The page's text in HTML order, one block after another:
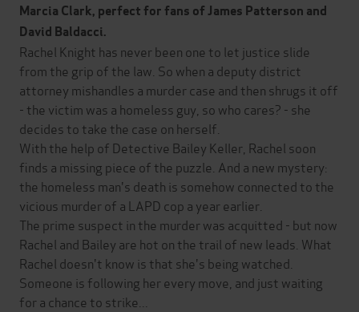
Marcia Clark, perfect for fans of James Patterson and
David Baldacci.
Rachel Knight has never been one to let justice slide
from the grip of the law. So when a deputy district
attorney mishandles a murder case and then shrugs it off
- the victim was a homeless guy, so who cares? - she
decides to take the case on herself.
With the help of Detective Bailey Keller, Rachel soon
finds a missing piece of the puzzle. And a new mystery:
the homeless man's death is somehow connected to the
vicious murder of a LAPD cop a year earlier.
The prime suspect in the murder was acquitted - but now
Rachel and Bailey are hot on the trail of new leads. What
Rachel doesn't know is that she's being watched.
Someone is following her every move, and just waiting
for a chance to strike...